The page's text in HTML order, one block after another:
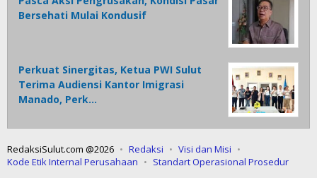
Bersehati Mulai Kondusif
Perkuat Sinergitas, Ketua PWI Sulut
Terima Audiensi Kantor Imigrasi
Manado, Perk…
RedaksiSulut.com @2026 Redaksi
Visi dan Misi
Kode Etik Internal Perusahaan
Standart Operasional Prosedur